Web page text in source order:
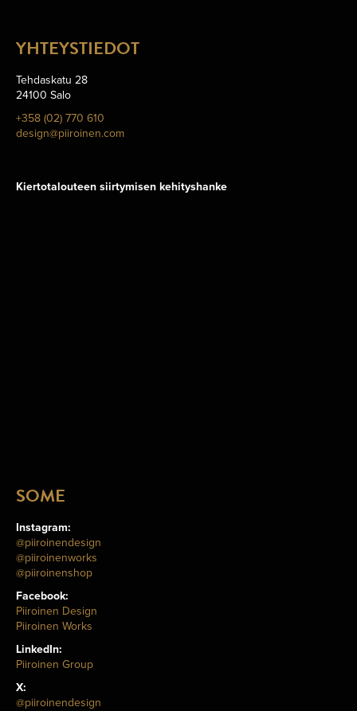
YHTEYSTIEDOT
Tehdaskatu 28
24100 Salo
+358 (02) 770 610
design@piiroinen.com
Kiertotalouteen siirtymisen kehityshanke
SOME
Instagram:
@piiroinendesign
@piiroinenworks
@piiroinenshop
Facebook:
Piiroinen Design
Piiroinen Works
LinkedIn:
Piiroinen Group
X:
@piiroinendesign